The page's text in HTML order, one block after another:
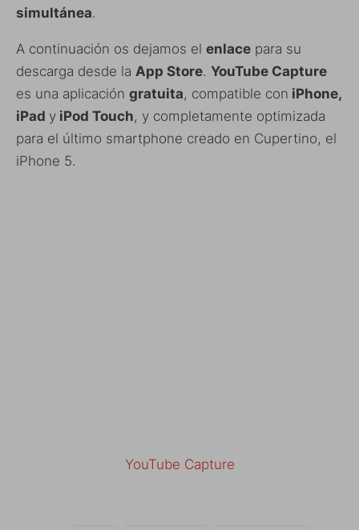
simultánea.
A continuación os dejamos el enlace para su
descarga desde la App Store. YouTube Capture
es una aplicación gratuita, compatible con iPhone,
iPad y iPod Touch, y completamente optimizada
para el último smartphone creado en Cupertino, el
iPhone 5.
YouTube Capture